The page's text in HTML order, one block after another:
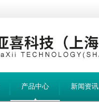
产品中心 新闻资讯